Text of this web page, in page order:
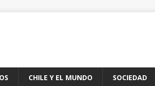
CHILE Y EL MUNDO SOCIEDAD